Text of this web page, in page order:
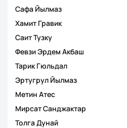
Сафа Йылмаз
Хамит Гравик
Саит Тузку
Февзи Эрдем Акбаш
Тарик Гюльдал
Эртугрул Йылмаз
Метин Атес
Мирсат Санджактар
Толга Дунай